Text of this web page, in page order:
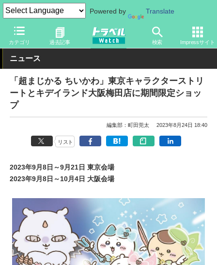
Powered by Translate
カテゴリ 過去記事 検索 Impressサイト
トラベル Watch 旅のアイテム 旅行グッズ キャラクター
ニュース
「超まじかる ちいかわ」東京キャラクターストリ
ートとキデイランド大阪梅田店に期間限定ショッ
プ
編集部：町田莞太 2023年8月24日 18:40
リスト
2023年9月8日～9月21日 東京会場
2023年9月8日～10月4日 大阪会場